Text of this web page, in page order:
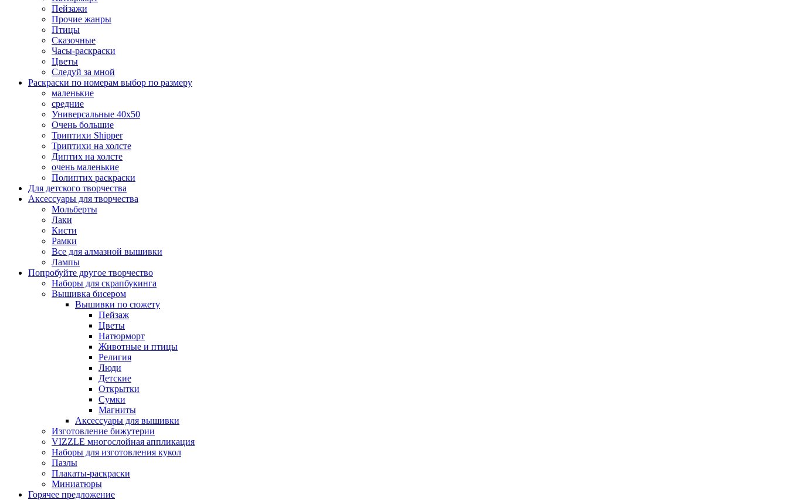
Пейзажи
Прочие жанры
Птицы
Сказочные
Часы-раскраски
Цветы
Следуй за мной
Раскраски по номерам выбор по размеру
маленькие
средние
Универсальные 40х50
Очень большие
Триптихи Shipper
Триптихи на холсте
Диптих на холсте
очень маленькие
Полиптих раскраски
Для детского творчества
Аксессуары для творчества
Мольберты
Лаки
Кисти
Рамки
Все для алмазной вышивки
Лампы
Попробуйте другое творчество
Наборы для скрапбукинга
Вышивка бисером
Вышивки по сюжету
Пейзаж
Цветы
Натюрморт
Животные и птицы
Религия
Люди
Детские
Открытки
Сумки
Магниты
Аксессуары для вышивки
Изготовление бижутерии
VIZZLE многослойная аппликация
Наборы для изготовления кукол
Пазлы
Плакаты-раскраски
Миниатюры
Горячее предложение